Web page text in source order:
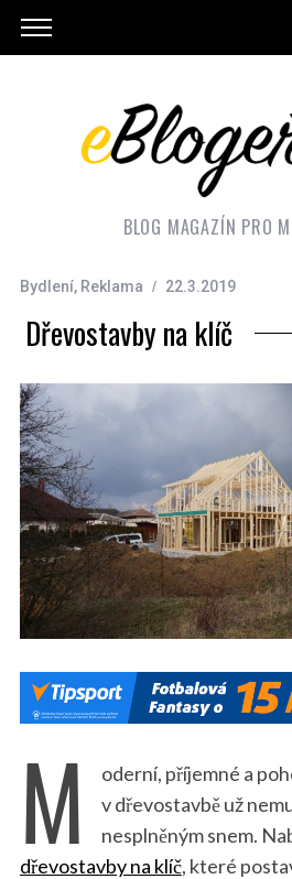
BLOG MAGAZÍN PRO
Bydlení, Reklama 22.3.2019
Dřevostavby na klíč
M
oderní, příjemné a
v dřevostavbě už
nesplněným snem.
dřevostavby na klíč, které